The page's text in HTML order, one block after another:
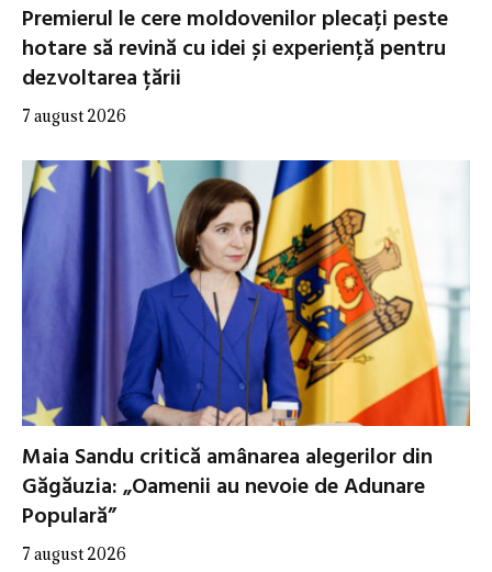
Premierul le cere moldovenilor plecați peste
hotare să revină cu idei și experiență pentru
dezvoltarea țării
7 august 2026
Maia Sandu critică amânarea alegerilor din
Găgăuzia: „Oamenii au nevoie de Adunare
Populară”
7 august 2026